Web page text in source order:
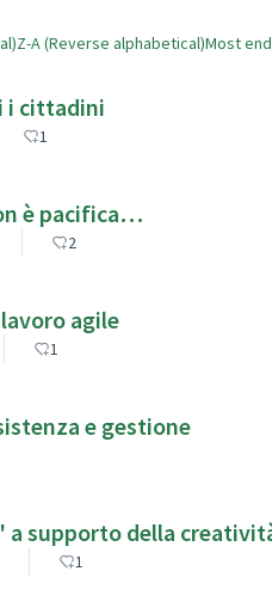
Z-A (Reverse alphabetical)Most
i cittadini
1
è pacifica…
2
agile
1
e gestione
supporto della
1